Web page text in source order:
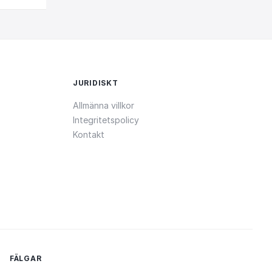
JURIDISKT
Allmänna villkor
Integritetspolicy
Kontakt
FÄLGAR